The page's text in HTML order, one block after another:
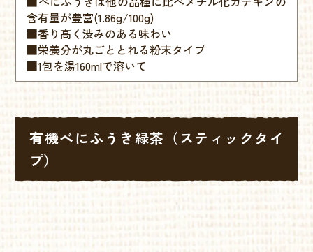
含有量が豊富(1.86g/100g)
■香り高く渋みのある味わい
■栄養分が丸ごととれる粉末タイプ
■1包を湯160mlで溶いて
有機べにふうき緑茶（スティックタイ
プ）